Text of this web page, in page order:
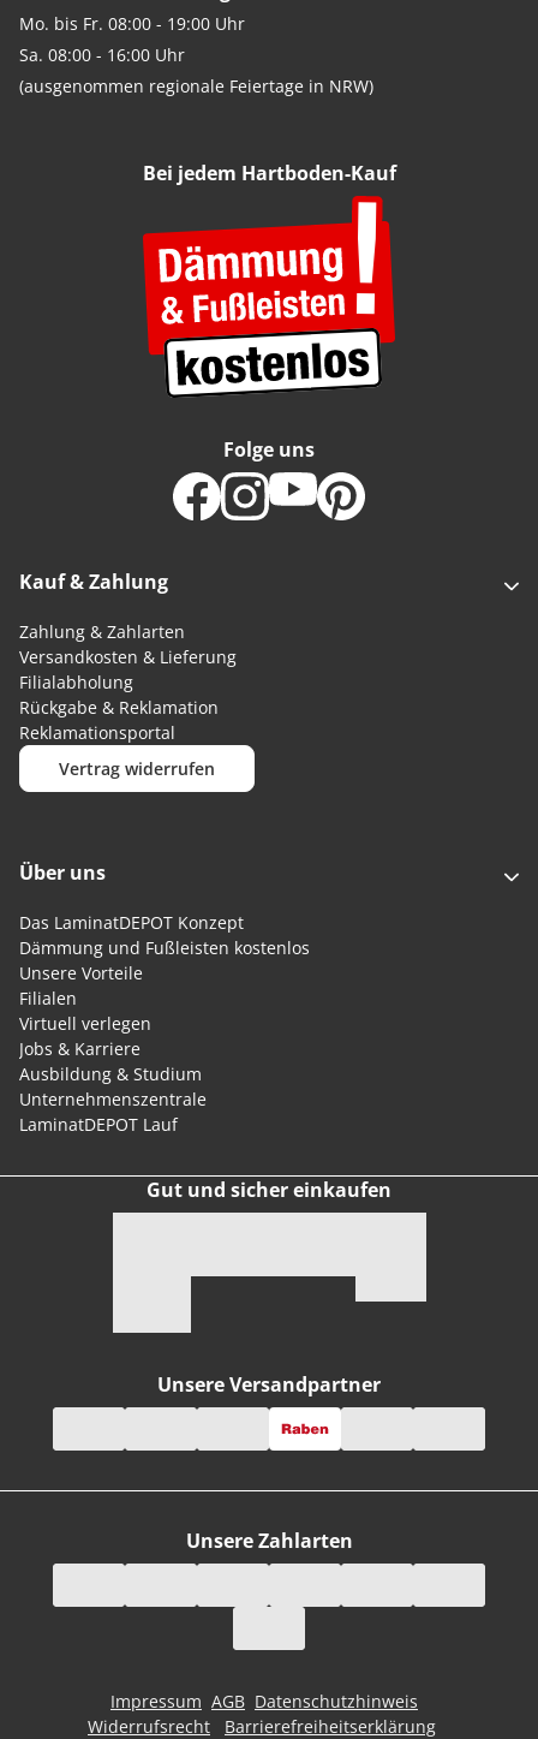
Mo. bis Fr. 08:00 - 19:00 Uhr
Sa. 08:00 - 16:00 Uhr
(ausgenommen regionale Feiertage in NRW)
Bei jedem Hartboden-Kauf
Kauf & Zahlung
Zahlung & Zahlarten
Versandkosten & Lieferung
Filialabholung
Rückgabe & Reklamation
Reklamationsportal
Vertrag widerrufen
Folge uns
Über uns
Das LaminatDEPOT Konzept
Dämmung und Fußleisten kostenlos
Unsere Vorteile
Filialen
Virtuell verlegen
Jobs & Karriere
Ausbildung & Studium
Unternehmenszentrale
LaminatDEPOT Lauf
Gut und sicher einkaufen
Unsere Zahlarten
Unsere Versandpartner
Impressum AGB Datenschutzhinweis
Widerrufsrecht
Barrierefreiheitserklärung